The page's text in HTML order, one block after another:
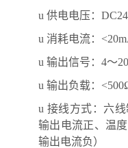
u 供电电压：
u 消耗电流：
u 输出信号： 4～
u 输出负载：
u 接线方式：六
输出电流正、温
输出电流负）